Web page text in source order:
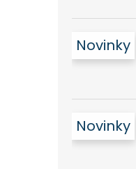
Novinky
Novinky